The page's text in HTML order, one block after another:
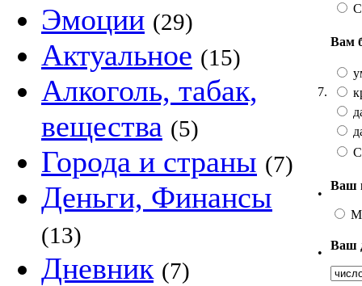
Эмоции (29)
Актуальное (15)
Алкоголь, табак,
вещества (5)
Города и страны (7)
Деньги, Финансы
(13)
Дневник (7)
7.
Вам
•
Ваш
•
Ваш